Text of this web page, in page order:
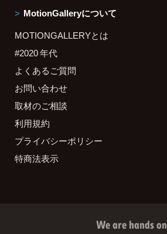
MotionGalleryについて
MOTIONGALLERYとは
#2020 年代
よくあるご質問
お問い合わせ
取材のご相談
利用規約
プライバシーポリシー
特商法表示
We are hands on